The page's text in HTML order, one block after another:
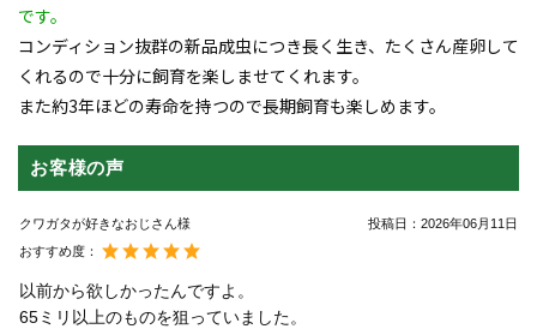
です。
コンディション抜群の新品成虫につき長く生き、たくさん産卵して
くれるので十分に飼育を楽しませてくれます。
また約3年ほどの寿命を持つので長期飼育も楽しめます。
お客様の声
クワガタが好きなおじさん様 投稿日： 2026年06月11日
おすすめ度：
以前から欲しかったんですよ。
65ミリ以上のものを狙っていました。